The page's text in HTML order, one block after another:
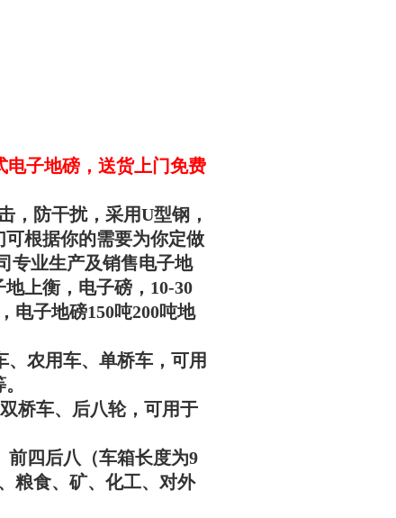
电子地磅，送货上门免费
，防干扰，采用U型钢，
根据你的需要为你定做
专业生产及销售电子地
上衡，电子磅，10-30
电子地磅150吨200吨地
、农用车、单桥车，可用
桥车、后八轮，可用于
前四后八（车箱长度为9
粮食、矿、化工、对外